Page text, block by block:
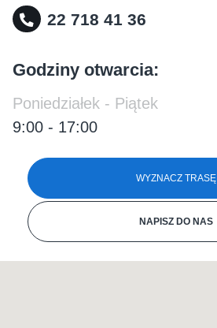
22 718 41 36
Godziny otwarcia:
Poniedziałek - Piątek
9:00 - 17:00
WYZNACZ TRASĘ
NAPISZ DO NAS